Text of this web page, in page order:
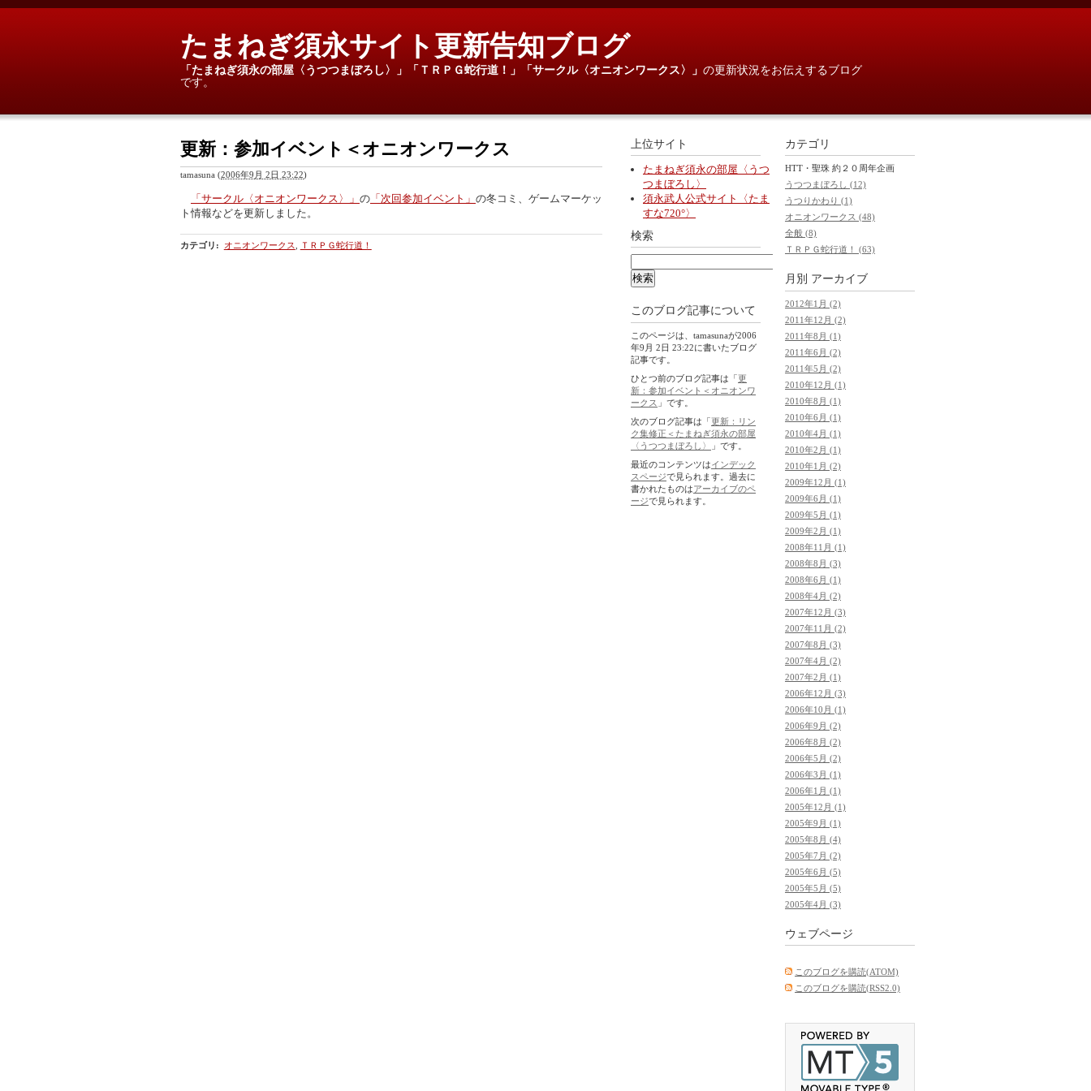
たまねぎ須永サイト更新告知ブログ
「たまねぎ須永の部屋〈うつつまぼろし〉」 「ＴＲＰＧ蛇行道！」 「サークル〈オニオンワークス〉」 の更新状況をお伝えするブログ
です。
更新：参加イベント＜オニオンワークス
tamasuna (2006年9月 2日 23:22)
「サークル〈オニオンワークス〉」 の 「次回参加イベント」 の冬コミ、ゲームマーケッ
ト情報などを更新しました。
カテゴリ : オニオンワークス ＴＲＰＧ蛇行道！
カテゴリ
HTT・聖珠 約２０周年企画
うつつまぼろし (12)
うつりかわり (1)
オニオンワークス (48)
全般 (8)
ＴＲＰＧ蛇行道！ (63)
月別 アーカイブ
2012年1月 (2)
2011年12月 (2)
2011年8月 (1)
2011年6月 (2)
2011年5月 (2)
2010年12月 (1)
2010年8月 (1)
2010年6月 (1)
2010年4月 (1)
2010年2月 (1)
2010年1月 (2)
2009年12月 (1)
2009年6月 (1)
2009年5月 (1)
2009年2月 (1)
2008年11月 (1)
2008年8月 (3)
2008年6月 (1)
2008年4月 (2)
2007年12月 (3)
2007年11月 (2)
2007年8月 (3)
2007年4月 (2)
2007年2月 (1)
2006年12月 (3)
2006年10月 (1)
2006年9月 (2)
2006年8月 (2)
2006年5月 (2)
2006年3月 (1)
2006年1月 (1)
2005年12月 (1)
2005年9月 (1)
2005年8月 (4)
2005年7月 (2)
2005年6月 (5)
2005年5月 (5)
2005年4月 (3)
ウェブページ
このブログを購読(ATOM)
このブログを購読(RSS2.0)
上位サイト
たまねぎ須永の部屋〈うつ
つまぼろし〉
須永武人公式サイト〈たま
すな720°〉
検索
このブログ記事について
このページは、tamasunaが2006
年9月 2日 23:22に書いたブログ
記事です。
ひとつ前のブログ記事は「更
新：参加イベント＜オニオンワ
ークス 」です。
次のブログ記事は「更新：リン
ク集修正＜たまねぎ須永の部屋
〈うつつまぼろし〉
」です。
最近のコンテンツはインデック
スページで見られます。過去に
書かれたものはアーカイブのペ
ージで見られます。